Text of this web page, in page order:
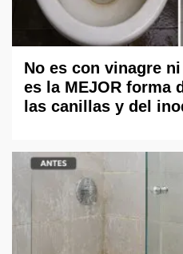
No es con vinagre
es la MEJOR forma
las canillas y del